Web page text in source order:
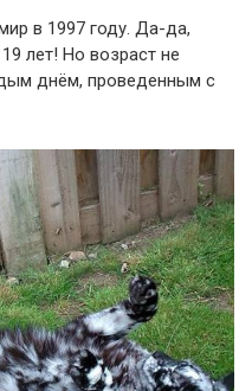
в 1997 году. Да-да,
лет! Но возраст не
днём, проведенным с